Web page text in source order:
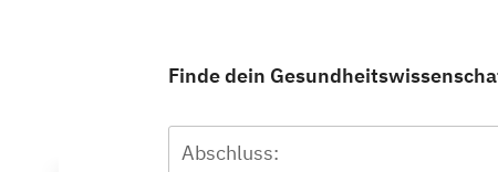
Finde dein
Abschluss: